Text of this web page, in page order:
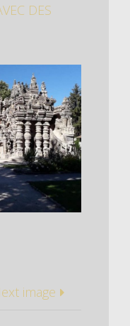
DES
image